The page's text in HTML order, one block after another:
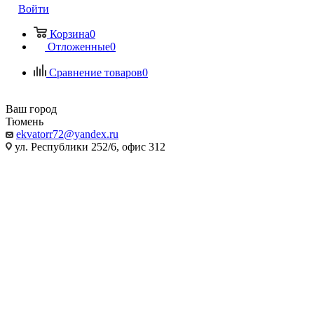
Войти
Корзина0
Отложенные0
Сравнение товаров0
Ваш город
Тюмень
ekvatorr72@yandex.ru
ул. Республики 252/6, офис 312